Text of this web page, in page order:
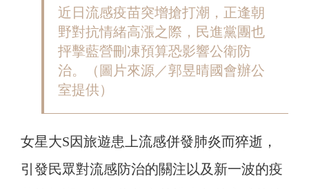
近日流感疫苗突增搶打潮，正逢朝
野對抗情緒高漲之際，民進黨團也
抨擊藍營刪凍預算恐影響公衛防
治。（圖片來源／郭昱晴國會辦公
室提供）
女星大S因旅遊患上流感併發肺炎而猝逝，
引發民眾對流感防治的關注以及新一波的疫